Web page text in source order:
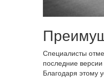
Специалисты
последние
Благодаря этому